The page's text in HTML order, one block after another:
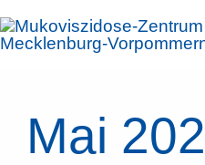
Zum
Inhalt
Mai